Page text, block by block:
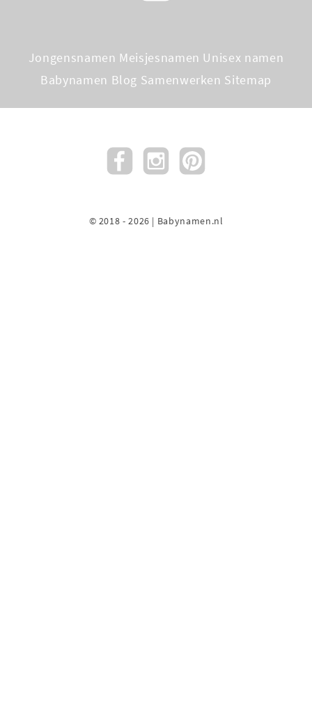
Jongensnamen Meisjesnamen Unisex namen
Babynamen Blog Samenwerken Sitemap
© 2018 - 2026 | Babynamen.nl